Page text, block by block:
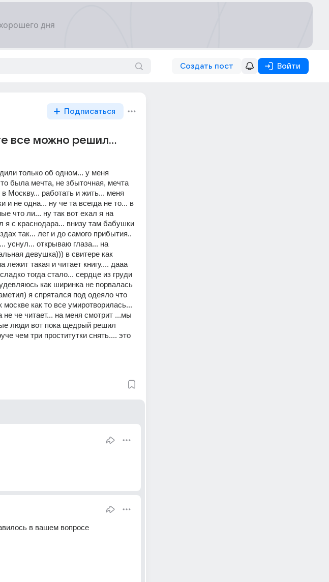
Создать пост Войти
Подписаться
все можно решил...
только об одном... у меня
была мечта, не збыточная, мечта
Москву... работать и жить... меня
не одна... ну че та всегда не то... в
что ли... ну так вот ехал я на
я с краснодара... внизу там бабушки
так... лег и до самого прибытия..
уснул... открываю глаза... на
девушка))) в свитере как
лежит такая и читает книгу.... дааа
тогда стало... сердце из груди
как ширинка не порвалась
я спрятался под одеяло что
как то все умиротворилась...
не че читает... на меня смотрит ...мы
люди вот пока щедрый решил
чем три проститутки снять.... это
в вашем вопросе